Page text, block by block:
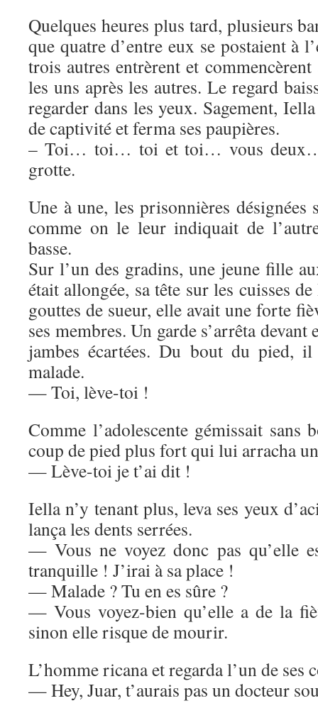
Quelques heures plus tard, plusieurs
que quatre d’entre eux se postaient à
trois autres entrèrent et
les uns après les autres. Le regard
regarder dans les yeux. Sagement,
de captivité et ferma ses paupières.
– Toi… toi… toi et toi… vous deux…
grotte.
Une à une, les prisonnières désignées
comme on le leur indiquait de
basse.
Sur l’un des gradins, une jeune fille
était allongée, sa tête sur les cuisses
gouttes de sueur, elle avait une forte
ses membres. Un garde s’arrêta devant
jambes écartées. Du bout du pied,
malade.
— Toi, lève-toi !
Comme l’adolescente gémissait sans
coup de pied plus fort qui lui arracha
— Lève-toi je t’ai dit !
Iella n’y tenant plus, leva ses yeux
lança les dents serrées.
— Vous ne voyez donc pas qu’elle
tranquille ! J’irai à sa place !
— Malade ? Tu en es sûre ?
— Vous voyez-bien qu’elle a de la
sinon elle risque de mourir.
L’homme ricana et regarda l’un de
— Hey, Juar, t’aurais pas un docteur